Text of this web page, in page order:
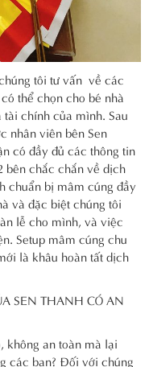
tôi tư vấn về các
thể chọn cho bé nhà
chính của mình. Sau
nhân viên bên Sen
có đầy đủ các thông tin
bên chắc chắn về dịch
chuẩn bị mâm cúng đầy
và đặc biệt chúng tôi
lễ cho mình, và việc
Setup mâm cúng chu
là khâu hoàn tất dịch
SEN THANH CÓ AN
không an toàn mà lại
các bạn? Đối với chúng